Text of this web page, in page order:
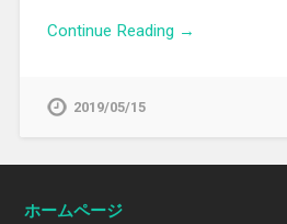
Continue Reading →
2019/05/15
ホームページ